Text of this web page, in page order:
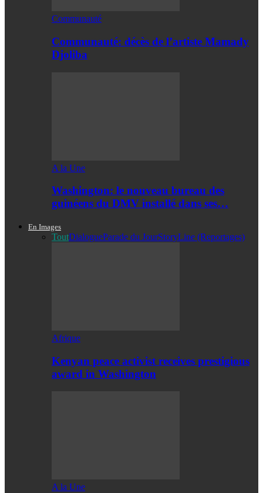
Communauté
Communauté: décès de l’artiste Mamady
Djoliba
A la Une
Washington: le nouveau bureau des
guinéens du DMV installé dans ses…
En Images
ToutDialogueParade du JourStoryLine (Reportages)
Afrique
Kenyan peace activist receives prestigious
award in Washington
A la Une